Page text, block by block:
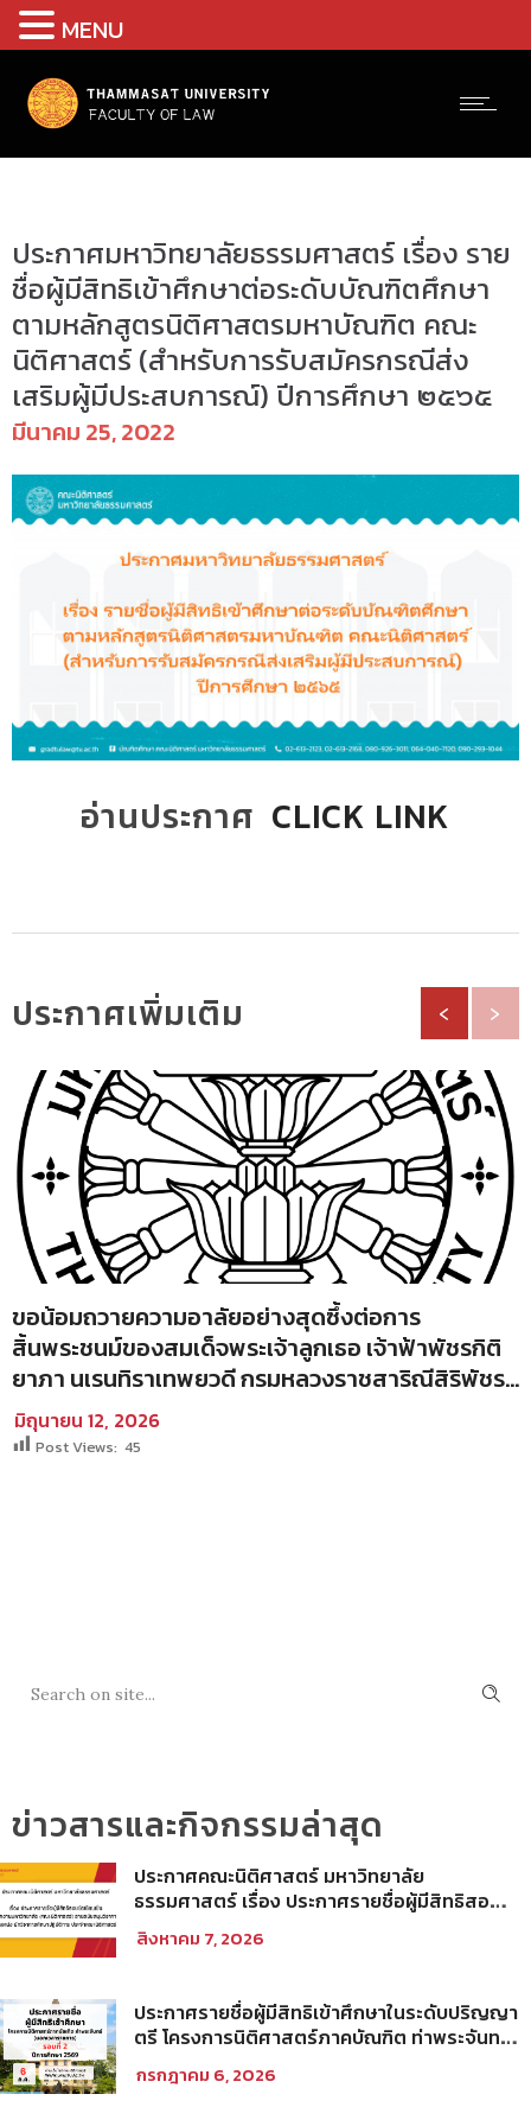
ประกาศมหาวิทยาลัยธรรมศาสตร์ เรื่อง ราย
ชื่อผู้มีสิทธิเข้าศึกษาต่อระดับบัณฑิตศึกษา
ตามหลักสูตรนิติศาสตรมหาบัณฑิต คณะ
นิติศาสตร์ (สำหรับการรับสมัครกรณีส่ง
เสริมผู้มีประสบการณ์) ปีการศึกษา ๒๕๖๕
มีนาคม 25, 2022
อ่านประกาศ CLICK LINK
ประกาศเพิ่มเติม
ขอน้อมถวายความอาลัยอย่างสุดซึ้งต่อการ
สิ้นพระชนม์ของสมเด็จพระเจ้าลูกเธอ เจ้าฟ้าพัชรกิติ
ยาภา นเรนทิราเทพยวดี กรมหลวงราชสาริณีสิริพัชร
มหาวัชรราชธิดา
มิถุนายน 12, 2026
‹ ›
Post Views: 45
ข่าวสารและกิจกรรมล่าสุด
ประกาศคณะนิติศาสตร์ มหาวิทยาลัย
ธรรมศาสตร์ เรื่อง ประกาศรายชื่อผู้มีสิทธิสอบ
ข้อเขียนเป็น พนักงานมหาวิทยาลัย (คณะ
นิติศาสตร์) สายสนับสนุนวิชาการ ตำแหน่ง นัก
สิงหาคม 7, 2026
ประกาศรายชื่อผู้มีสิทธิเข้าศึกษาในระดับปริญญา
ตรี โครงการนิติศาสตร์ภาคบัณฑิต ท่าพระจันทร์
ศึกษา 2569 รอบที่ 2
กรกฎาคม 6, 2026
MENU